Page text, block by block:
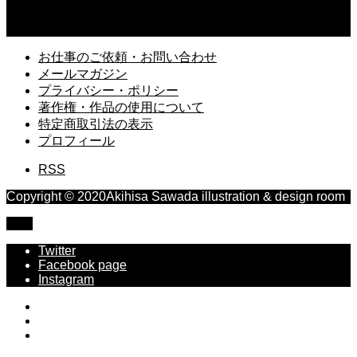
お仕事のご依頼・お問い合わせ
メールマガジン
プライバシー・ポリシー
著作権・作品の使用について
特定商取引法の表示
プロフィール
RSS
Copyright © 2020Akihisa Sawada illustration & design room
Twitter
Facebook page
Instagram